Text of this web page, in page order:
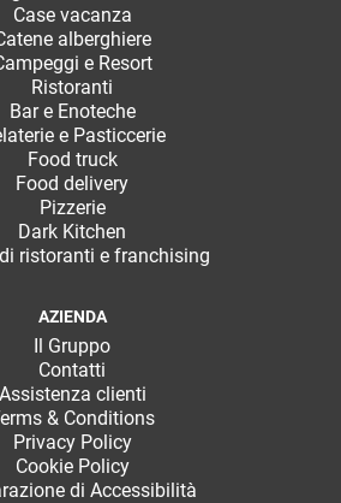
Case vacanza
alberghiere
e Resort
Ristoranti
Bar e Enoteche
e Pasticcerie
Food truck
Food delivery
Pizzerie
Dark Kitchen
ristoranti e franchising
AZIENDA
Il Gruppo
Contatti
Assistenza clienti
& Conditions
Privacy Policy
Cookie Policy
di Accessibilità